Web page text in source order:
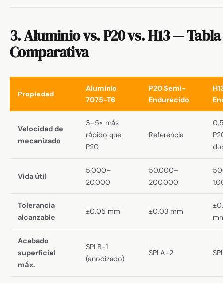
3. Aluminio vs. P20 vs. H13 — Tabla
Comparativa
Propiedad
Aluminio
7075-T6
P20 Semi-
Endurecido
Velocidad de
mecanizado
3–5× más
rápido que
P20
Referencia
Vida útil
5.000–
20.000
50.000–
200.000
Tolerancia
alcanzable
±0,05 mm ±0,03 mm
Acabado
superficial
máx.
SPI B-1
(anodizado)
SPI A-2